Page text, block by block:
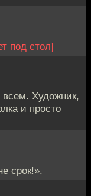
под стол]
всем. Художник,
и просто
срок!».